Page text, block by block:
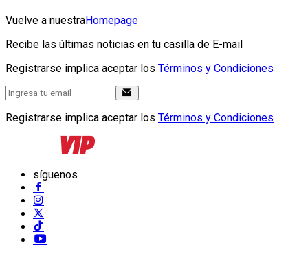
Vuelve a nuestraHomepage
Recibe las últimas noticias en tu casilla de E-mail
Registrarse implica aceptar los Términos y Condiciones
Registrarse implica aceptar los Términos y Condiciones
síguenos